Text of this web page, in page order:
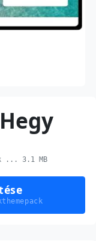
... 3.1 MB